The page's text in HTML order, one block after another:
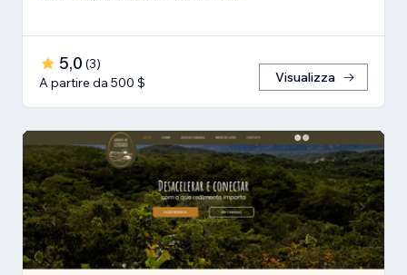
5,0 (3)
A partire da 500 $
Visualizza